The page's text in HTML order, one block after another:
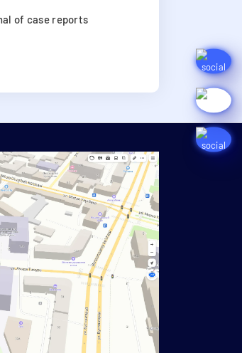
of case reports